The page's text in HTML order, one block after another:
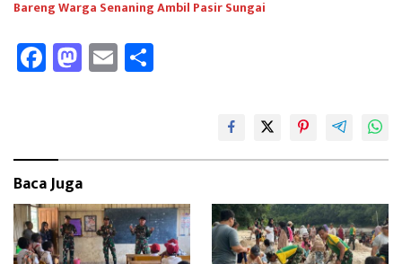
Bareng Warga Senaning Ambil Pasir Sungai
Fa
ce
k
M
as
o
n
E
m
Baca Juga